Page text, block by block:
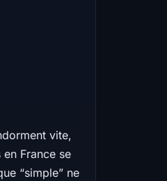
vite,
France se
“simple” ne